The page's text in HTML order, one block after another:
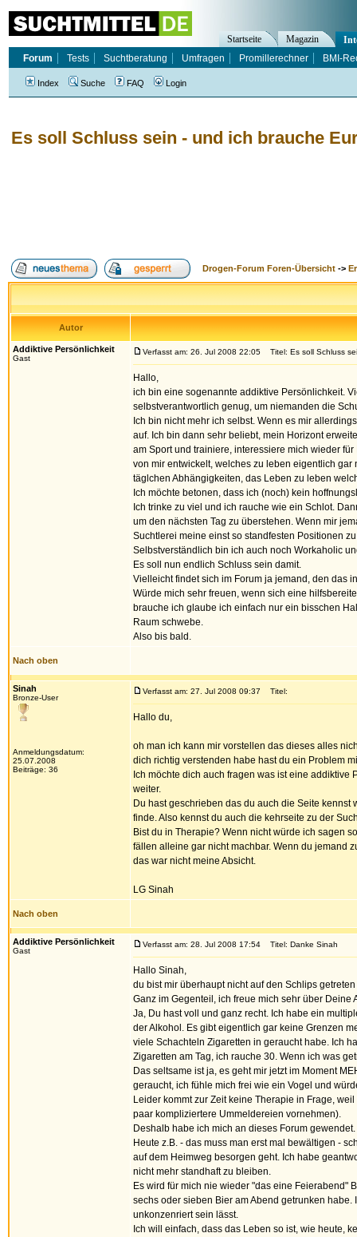
Es soll Schluss sein - und ich brauche
Drogen-Forum Foren-Übersicht ->
Autor
Addiktive Persönlichkeit
Gast
Verfasst am: 26. Jul 2008 22:05 Titel: Es soll Schluss
Hallo,
ich bin eine sogenannte addiktive Persönlichkeit.
selbstverantwortlich genug, um niemanden die
Ich bin nicht mehr ich selbst. Wenn es mir
auf. Ich bin dann sehr beliebt, mein Horizont
am Sport und trainiere, interessiere mich wieder
von mir entwickelt, welches zu leben eigentlich
täglchen Abhängigkeiten, das Leben zu leben
Ich möchte betonen, dass ich (noch) kein
Ich trinke zu viel und ich rauche wie ein Schlot.
um den nächsten Tag zu überstehen. Wenn mir
Suchtlerei meine einst so standfesten Positionen
Selbstverständlich bin ich auch noch Workaholic
Es soll nun endlich Schluss sein damit.
Vielleicht findet sich im Forum ja jemand, den das
Würde mich sehr freuen, wenn sich eine
brauche ich glaube ich einfach nur ein bisschen
Raum schwebe.
Also bis bald.
Nach oben
Sinah
Bronze-User
Anmeldungsdatum:
25.07.2008
Beiträge: 36
Verfasst am: 27. Jul 2008 09:37 Titel:
Hallo du,
oh man ich kann mir vorstellen das dieses alles
dich richtig verstenden habe hast du ein Problem
Ich möchte dich auch fragen was ist eine
weiter.
Du hast geschrieben das du auch die Seite
finde. Also kennst du auch die kehrseite zu der
Bist du in Therapie? Wenn nicht würde ich sagen
fällen alleine gar nicht machbar. Wenn du jemand
das war nicht meine Absicht.
LG Sinah
Nach oben
Addiktive Persönlichkeit
Gast
Verfasst am: 28. Jul 2008 17:54 Titel: Danke Sinah
Hallo Sinah,
du bist mir überhaupt nicht auf den Schlips
Ganz im Gegenteil, ich freue mich sehr über Deine
Ja, Du hast voll und ganz recht. Ich habe ein
der Alkohol. Es gibt eigentlich gar keine Grenzen
viele Schachteln Zigaretten in geraucht habe. Ich
Zigaretten am Tag, ich rauche 30. Wenn ich was
Das seltsame ist ja, es geht mir jetzt im Moment
geraucht, ich fühle mich frei wie ein Vogel und
Leider kommt zur Zeit keine Therapie in Frage,
paar kompliziertere Ummeldereien vornehmen).
Deshalb habe ich mich an dieses Forum gewendet.
Heute z.B. - das muss man erst mal bewältigen -
auf dem Heimweg besorgen geht. Ich habe
nicht mehr standhaft zu bleiben.
Es wird für mich nie wieder "das eine Feierabend"
sechs oder sieben Bier am Abend getrunken
unkonzenriert sein lässt.
Ich will einfach, dass das Leben so ist, wie heute,
Startseite Magazin
Forum
Tests Suchtberatung Umfragen Promillerechner BMI-
Index Suche FAQ Login